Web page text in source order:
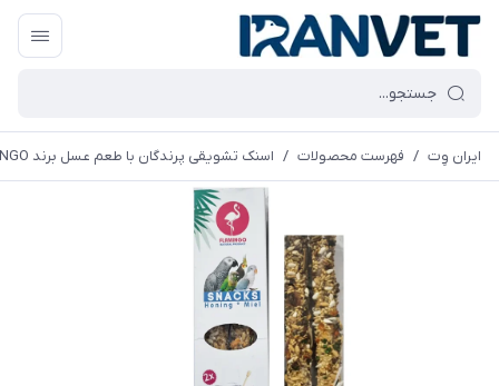
ایران وِت / فهرست محصولات / اسنک تشویقی پرندگان با طعم عسل برند FLAMINGO دو عددی